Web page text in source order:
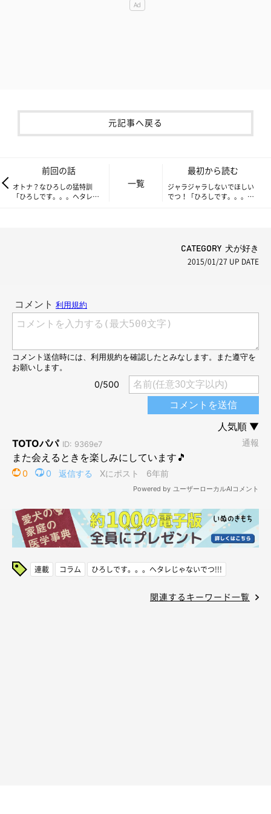
元記事へ戻る
前回の話
オトナ？なひろしの猛特訓
「ひろしです。。。ヘタレじ
一覧
最初から読む
ジャラジャラしないでほしい
でつ！「ひろしです。。。ヘ
CATEGORY 犬が好き
2015/01/27 UP DATE
連載 コラム ひろしです。。。ヘタレじゃないでつ!!!
関連するキーワード一覧